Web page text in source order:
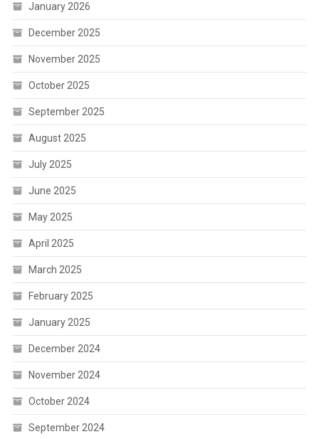
January 2026
December 2025
November 2025
October 2025
September 2025
August 2025
July 2025
June 2025
May 2025
April 2025
March 2025
February 2025
January 2025
December 2024
November 2024
October 2024
September 2024